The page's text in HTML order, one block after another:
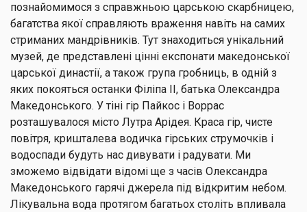
познайомимося з справжньою царською скарбницею,
багатства якої справляють враження навіть на самих
стриманих мандрівників. Тут знаходиться унікальний
музей, де представлені цінні експонати македонської
царської династії, а також група гробниць, в одній з
яких покояться останки Філіпа II, батька Олександра
Македонського. У тіні гір Пайкос і Воррас
розташувалося місто Лутра Арідея. Краса гір, чисте
повітря, кришталева водичка гірських струмочків і
водоспади будуть нас дивувати і радувати. Ми
зможемо відвідати відомі ще з часів Олександра
Македонського гарячі джерела під відкритим небом.
Лікувальна вода протягом багатьох століть впливала